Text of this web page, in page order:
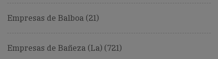
Empresas de Balboa (21)
Empresas de Bañeza (La) (721)